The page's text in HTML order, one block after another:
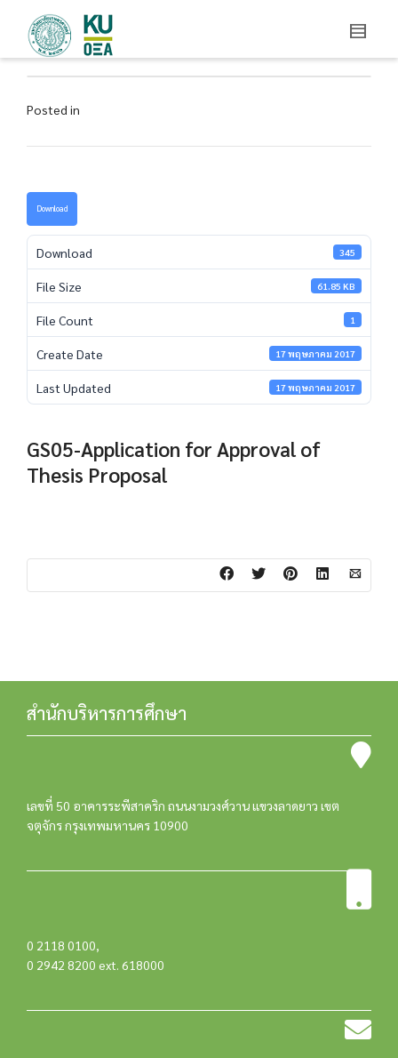
Posted in
Download
Download 345
File Size 61.85 KB
File Count 1
Create Date 17 พฤษภาคม 2017
Last Updated 17 พฤษภาคม 2017
GS05-Application for Approval of
Thesis Proposal
สำนักบริหารการศึกษา
เลขที่ 50 อาคารระพีสาคริก ถนนงามวงศ์วาน แขวงลาดยาว เขต
จตุจักร กรุงเทพมหานคร 10900
0 2118 0100,
0 2942 8200 ext. 618000